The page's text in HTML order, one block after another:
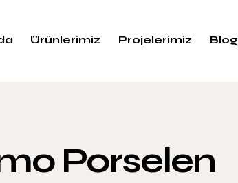
Ürünlerimiz Projelerimiz Blog
Porselen